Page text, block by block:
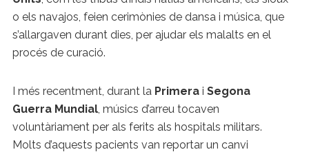
o els navajos, feien cerimònies de dansa i música, que
s’allargaven durant dies, per ajudar els malalts en el
procés de curació.
I més recentment, durant la Primera i Segona
Guerra Mundial, músics d’arreu tocaven
voluntàriament per als ferits als hospitals militars.
Molts d’aquests pacients van reportar un canvi